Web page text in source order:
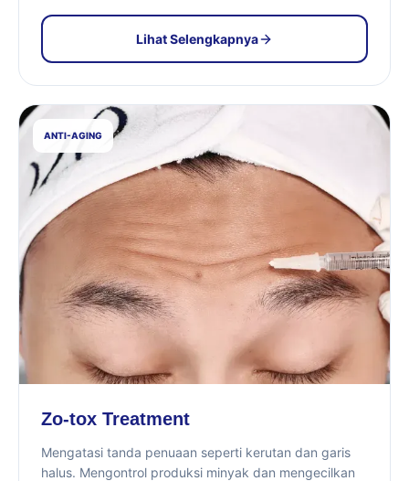
Lihat Selengkapnya
ANTI-AGING
Zo-tox Treatment
Mengatasi tanda penuaan seperti kerutan dan garis
halus. Mengontrol produksi minyak dan mengecilkan